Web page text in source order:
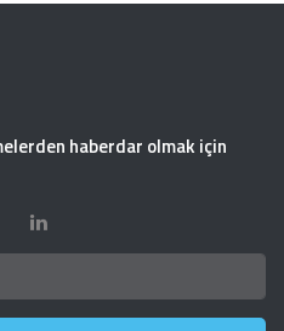
haberdar olmak için